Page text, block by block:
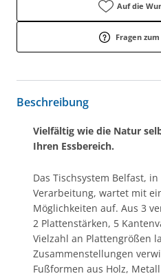
Auf die
Fragen
Beschreibung
Vielfältig wie die Natur
Ihren Essbereich.
Das Tischsystem Belfast,
Verarbeitung, wartet mit
Möglichkeiten auf. Aus 3
2 Plattenstärken, 5
Vielzahl an Plattengrößen
Zusammenstellungen
Fußformen aus Holz,